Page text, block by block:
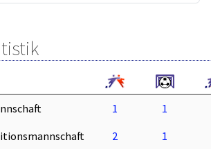
1 1
2 1